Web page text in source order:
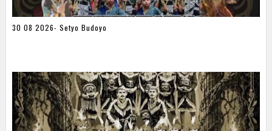
30 08 2026- Setyo Budoyo